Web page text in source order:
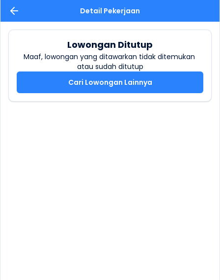
Detail Pekerjaan
Lowongan Ditutup
Maaf, lowongan yang ditawarkan tidak ditemukan
atau sudah ditutup
Cari Lowongan Lainnya